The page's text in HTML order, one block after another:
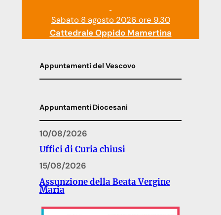
Sabato 8 agosto 2026 ore 9.30
Cattedrale Oppido Mamertina
Appuntamenti del Vescovo
Appuntamenti Diocesani
10/08/2026
Uffici di Curia chiusi
15/08/2026
Assunzione della Beata Vergine
Maria